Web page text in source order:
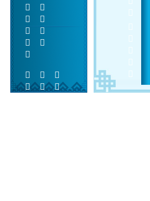
  